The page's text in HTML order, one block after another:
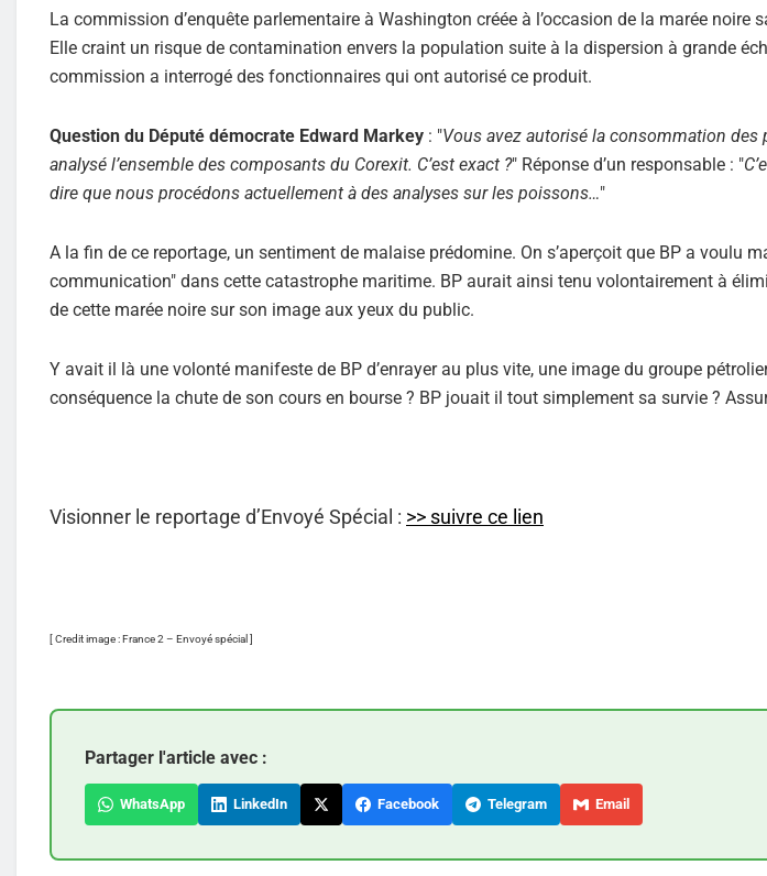
La commission d’enquête parlementaire à Washington créée à l’occasion de la marée noire
Elle craint un risque de contamination envers la population suite à la dispersion à grande
commission a interrogé des fonctionnaires qui ont autorisé ce produit.
Question du Député démocrate Edward Markey : "Vous avez autorisé la consommation des
analysé l’ensemble des composants du Corexit. C’est exact ?" Réponse d’un responsable : "
dire que nous procédons actuellement à des analyses sur les poissons…"
A la fin de ce reportage, un sentiment de malaise prédomine. On s’aperçoit que BP a voulu
communication" dans cette catastrophe maritime. BP aurait ainsi tenu volontairement à
de cette marée noire sur son image aux yeux du public.
Y avait il là une volonté manifeste de BP d’enrayer au plus vite, une image du groupe
conséquence la chute de son cours en bourse ? BP jouait il tout simplement sa survie ?
Visionner le reportage d’Envoyé Spécial : >> suivre ce lien
[ Credit image : France 2 – Envoyé spécial ]
Partager l'article avec :
WhatsApp LinkedIn Facebook Telegram Email